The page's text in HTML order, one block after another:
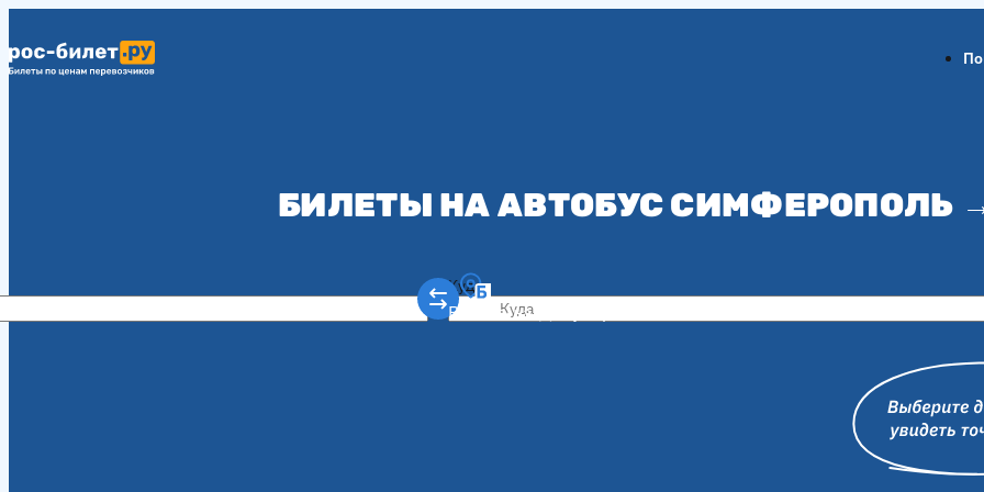
БИЛЕТЫ НА АВТОБУС СИМФЕРОПОЛЬ
Куда
Ростов-на-Дону